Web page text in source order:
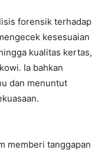
forensik terhadap
kesesuaian
kualitas kertas,
Ia bahkan
dan menuntut
memberi tanggapan